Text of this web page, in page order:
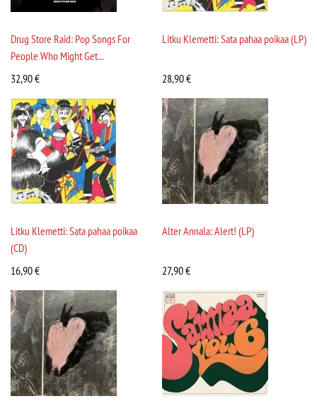
Drug Store Raid: Pop Songs For
People Who Might Get...
32,90€
Litku Klemetti: Sata pahaa poikaa (LP)
28,90€
Litku Klemetti: Sata pahaa poikaa
(CD)
16,90€
Alter Annala: Alert! (LP)
27,90€